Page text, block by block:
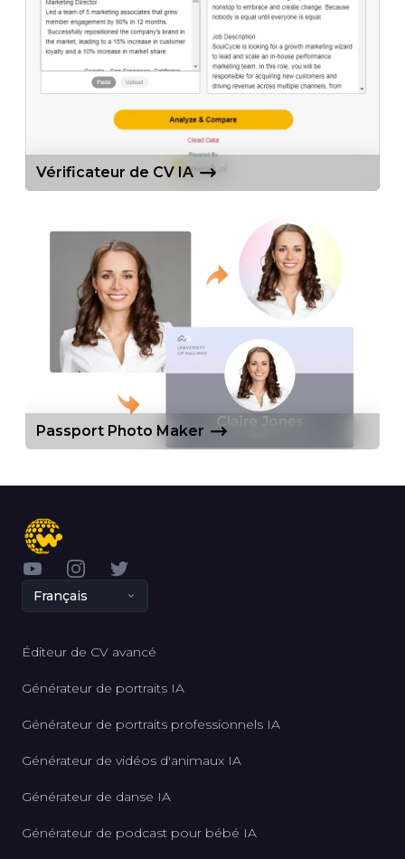
Vérificateur de CV IA
Passport Photo Maker
YouTubeInstagram
Twitter
Français
Éditeur de CV avancé
Générateur de portraits IA
Générateur de portraits professionnels IA
Générateur de vidéos d'animaux IA
Générateur de danse IA
Générateur de podcast pour bébé IA